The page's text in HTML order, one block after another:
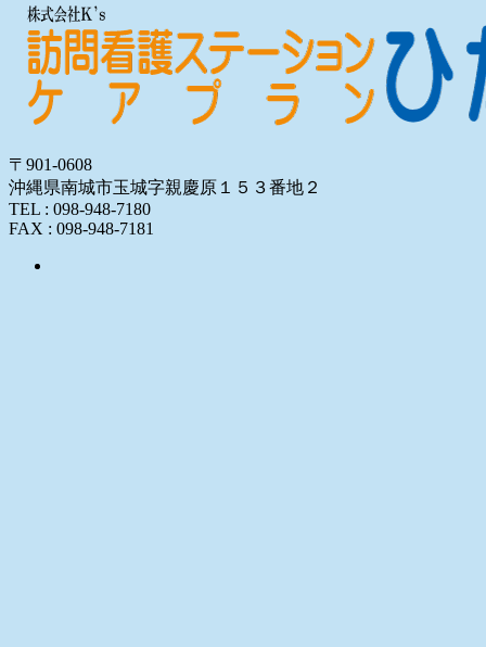
〒901-0608
沖縄県南城市玉城字親慶原１５３番地２
TEL : 098-948-7180
FAX : 098-948-7181